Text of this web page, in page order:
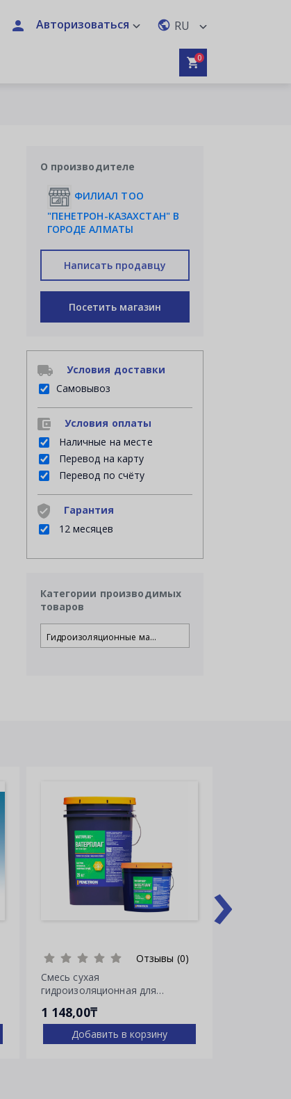
Авторизоваться RU
0
Часто задаваемые вопросы
О производителе
ФИЛИАЛ ТОО
"ПЕНЕТРОН-КАЗАХСТАН" В
ГОРОДЕ АЛМАТЫ
Написать продавцу
Посетить магазин
Условия доставки
Самовывоз
Условия оплаты
Наличные на месте
Перевод на карту
Перевод по счёту
Гарантия
12 месяцев
Категории производимых
товаров
Гидроизоляционные ма...
Отзывы (0)
Смесь сухая
гидроизоляционная для
Ватерплаг
1 148,00₸
Добавить в корзину
›